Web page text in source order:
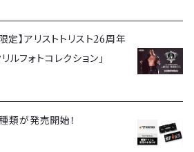
定】アリストトリスト26周年
フォトコレクション」
類が発売開始！